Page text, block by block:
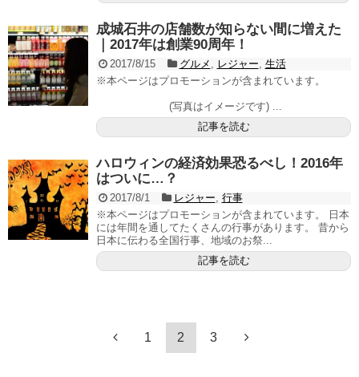
成城石井の店舗数が知らない間に増えた
｜2017年は創業90周年！
2017/8/15 グルメ レジャー 生活
※本ページはプロモーションが含まれています。
(写真はイメージです) ...
記事を読む
ハロウィンの経済効果恐るべし！2016年
はついに…？
2017/8/1 レジャー 行事
※本ページはプロモーションが含まれています。 日本
には年間を通してたくさんの行事があります。 昔から
日本に伝わる全国行事、地域のお祭...
記事を読む
1 2 3